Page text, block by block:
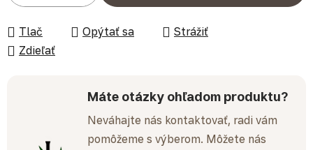
Tlač Opýtať sa
Strážiť
Zdieľať
Máte otázky ohľadom produktu?
Neváhajte nás kontaktovať, radi vám
pomôžeme s výberom. Môžete nás